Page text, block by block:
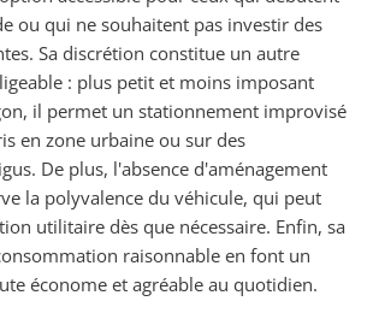
ou qui ne souhaitent pas investir des
Sa discrétion constitue un autre
: plus petit et moins imposant
il permet un stationnement improvisé
en zone urbaine ou sur des
De plus, l'absence d'aménagement
la polyvalence du véhicule, qui peut
utilitaire dès que nécessaire. Enfin, sa
raisonnable en font un
économe et agréable au quotidien.